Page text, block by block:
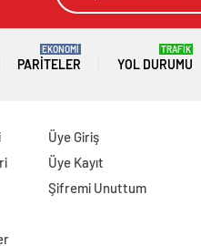
PARITELER
EKONOMİ
YOL DURUMU
TRAFİK
Üye Giriş
Üye Kayıt
Şifremi Unuttum